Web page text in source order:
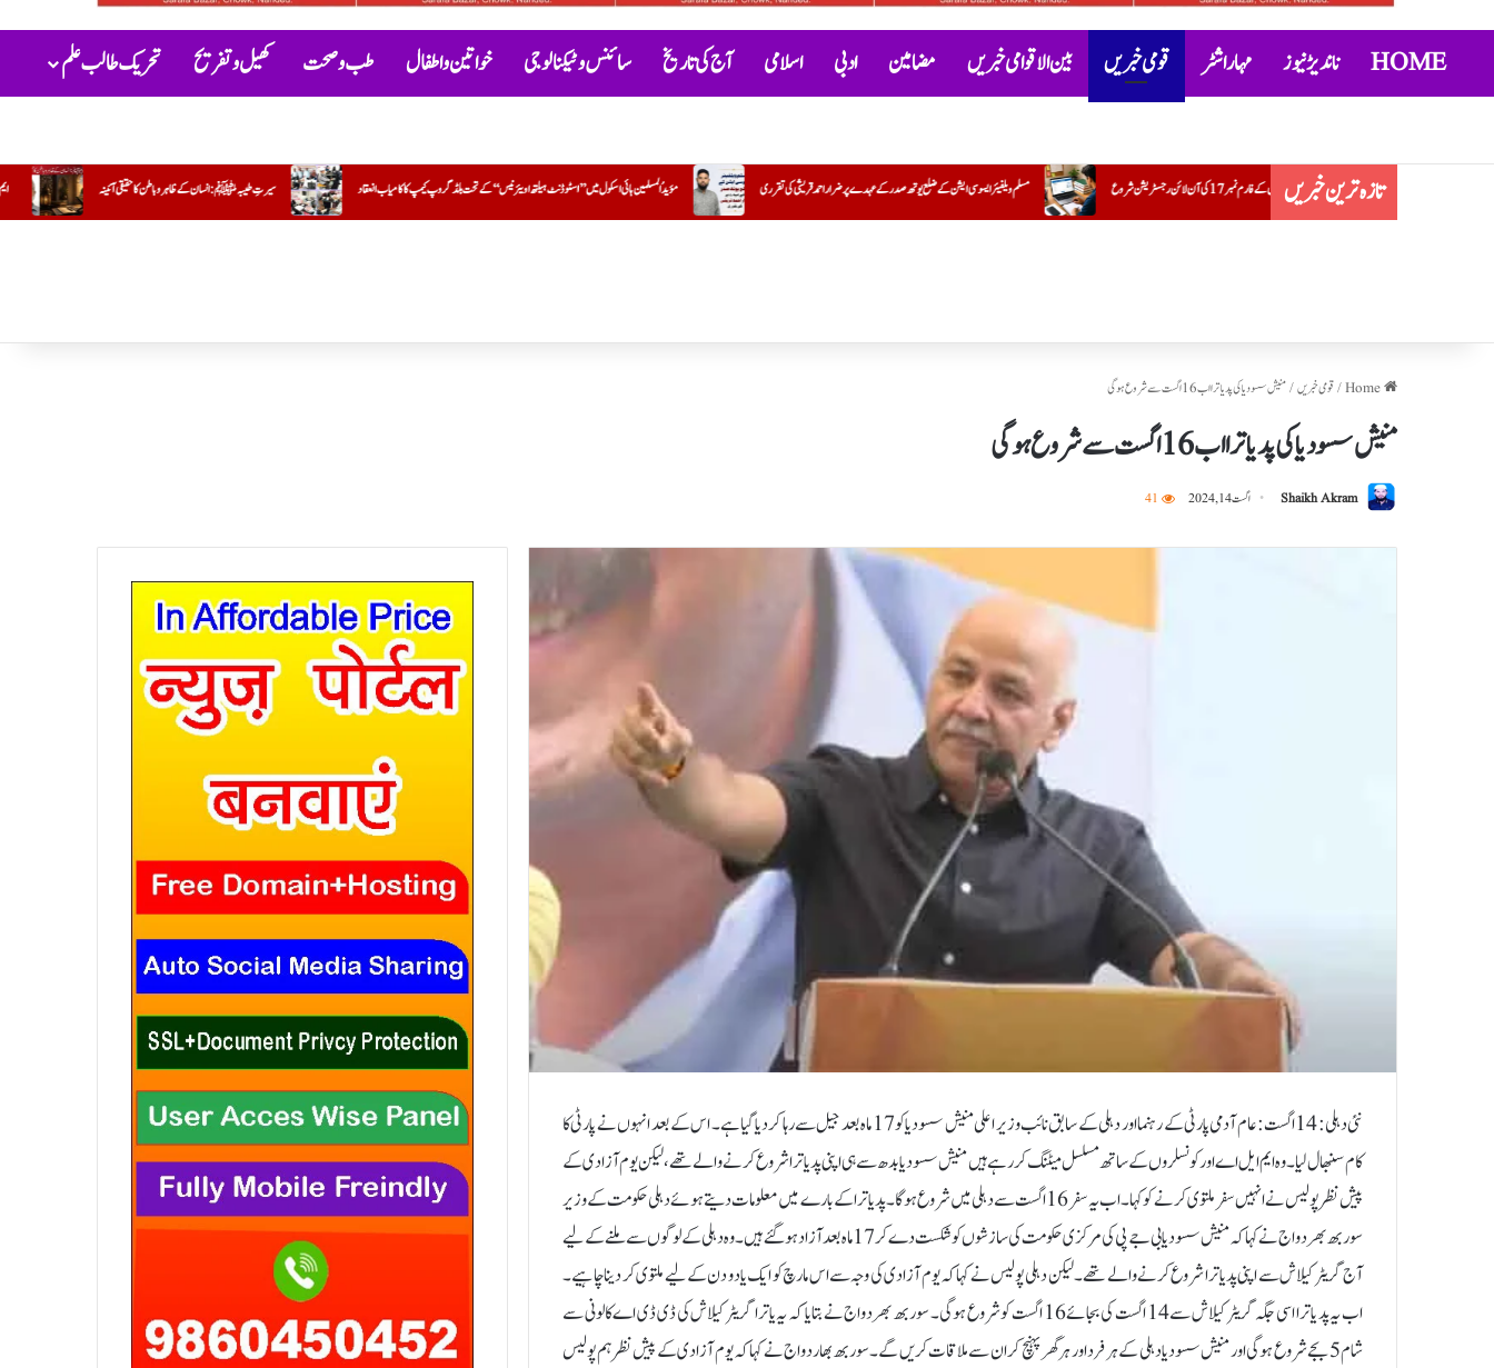
HOME ناندیڑ نیوز مہاراشٹر قومی خبریں بین الاقوامی خبریں مضامین ادبی اسلامی آج کی تاریخ سائنس و ٹیکنالوجی خواتین و اطفال طب و صحت کھیل و تفریح تحریک طالب علم
تازہ ترین خبریں جو کام وہ کریں تو مشکل اور دوسرا کریں تو آسان ! ایم مبین سیرتِ طیبہﷺ: انسان کے ظاہر و باطن کا حقیقی آئینہ مؤیدُ المسلمین ہائی اسکول میں ’’اسٹوڈنٹ ہیلتھ اویئرنیس‘‘ کے تحت بلڈ گروپ کیمپ کا کامیاب انعقاد مسلم ویلفیئر ایسوسی ایشن کے ضلع یوتھ صدر کے عہدے پر ضرار احمد قریشی کی تقرری
/قومی خبریں/منیش سسودیا کی پد یاترا اب 16 اگست سے شروع ہوگی
منیش سسودیا کی پد یاترا اب 16 اگست سے شروع ہوگی
Shaikh Akram اگست 14, 2024 41
نئی دہلی: 14 اگست:عام آدمی پارٹی کے رہنما اور دہلی کے سابق نائب وزیر اعلی منیش سسودیا کو 17 ماہ بعد جیل سے رہا کر دیا گیا ہے۔ اس کے بعد انہوں نے پارٹی کا
کام سنبھال لیا۔ وہ ایم ایل اے اور کونسلروں کے ساتھ مسلسل میٹنگ کر رہے ہیں منیش سسودیا بدھ سے ہی اپنی پد یاترا شروع کرنے والے تھے، لیکن یوم آزادی کے
پیش نظر پولیس نے انہیں سفر ملتوی کرنے کو کہا۔ اب یہ سفر 16 اگست سے دہلی میں شروع ہوگا۔ پد یاترا کے بارے میں معلومات دیتے ہوئے دہلی حکومت کے وزیر
سوربھ بھردواج نے کہا کہ منیش سسودیا بی جے پی کی مرکزی حکومت کی سازشوں کو شکست دے کر 17 ماہ بعد آزاد ہو گئے ہیں۔ وہ دہلی کے لوگوں سے ملنے کے لیے
آج گریٹر کیلاش سے اپنی پد یاترا شروع کرنے والے تھے۔ لیکن دہلی پولیس نے کہا کہ یوم آزادی کی وجہ سے اس مارچ کو ایک یا دو دن کے لیے ملتوی کر دینا چاہیے۔
اب یہ پد یاترا اسی جگہ گریٹر کیلاش سے 14 اگست کی بجائے 16 اگست کو شروع ہوگی۔ سوربھ بھردواج نے بتایا کہ یہ یاترا گریٹر کیلاش کی ڈی ڈی اے کالونی سے
شام 5 بجے شروع ہوگی اور منیش سسودیا دہلی کے ہر فرد اور ہر گھر پہنچ کر ان سے ملاقات کریں گے۔ سوربھ بھاردواج نے کہا کہ یوم آزادی کے پیش نظر ہم پولیس